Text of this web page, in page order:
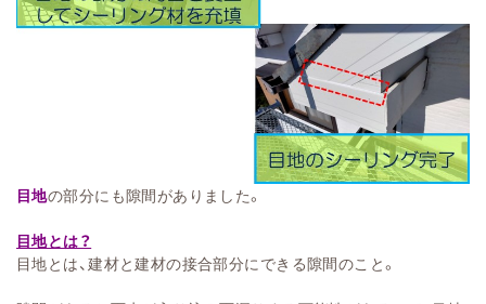
目地の部分にも隙間がありました。
目地とは？
目地とは、建材と建材の接合部分にできる隙間のこと。